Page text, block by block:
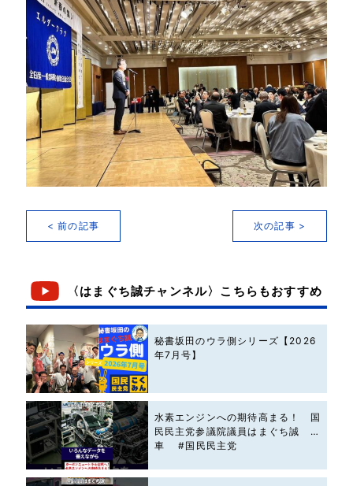
< 前の記事 次の記事 >
〈はまぐち誠チャンネル〉こちらもおすすめ
秘書坂田のウラ側シリーズ【2026
年7月号】
水素エンジンへの期待高まる！ 国
民民主党参議院議員はまぐち誠 #
車 #国民民主党